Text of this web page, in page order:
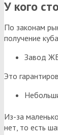
У кого
По законам
получение
Завод
Это
Из-за
нет, то есть